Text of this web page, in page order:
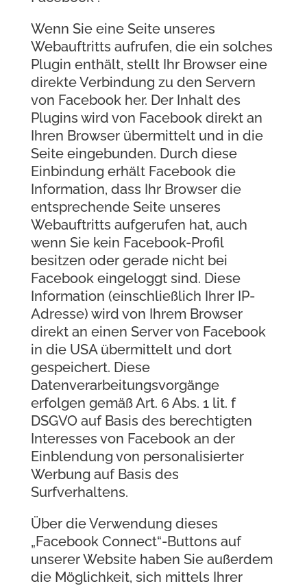
Wenn Sie eine Seite unseres
Webauftritts aufrufen, die ein solches
Plugin enthält, stellt Ihr Browser eine
direkte Verbindung zu den Servern
von Facebook her. Der Inhalt des
Plugins wird von Facebook direkt an
Ihren Browser übermittelt und in die
Seite eingebunden. Durch diese
Einbindung erhält Facebook die
Information, dass Ihr Browser die
entsprechende Seite unseres
Webauftritts aufgerufen hat, auch
wenn Sie kein Facebook-Profil
besitzen oder gerade nicht bei
Facebook eingeloggt sind. Diese
Information (einschließlich Ihrer IP-
Adresse) wird von Ihrem Browser
direkt an einen Server von Facebook
in die USA übermittelt und dort
gespeichert. Diese
Datenverarbeitungsvorgänge
erfolgen gemäß Art. 6 Abs. 1 lit. f
DSGVO auf Basis des berechtigten
Interesses von Facebook an der
Einblendung von personalisierter
Werbung auf Basis des
Surfverhaltens.
Über die Verwendung dieses
„Facebook Connect“-Buttons auf
unserer Website haben Sie außerdem
die Möglichkeit, sich mittels Ihrer